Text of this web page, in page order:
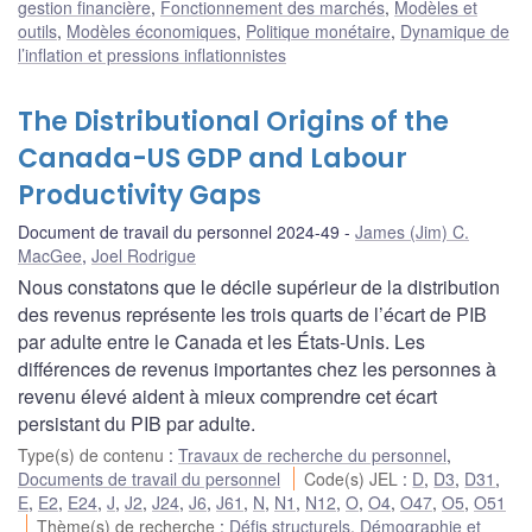
gestion financière, Fonctionnement des marchés, Modèles et
outils, Modèles économiques, Politique monétaire, Dynamique de
l’inflation et pressions inflationnistes
The Distributional Origins of the
Canada-US GDP and Labour
Productivity Gaps
Document de travail du personnel 2024-49
James (Jim) C.
MacGee, Joel Rodrigue
Nous constatons que le décile supérieur de la distribution
des revenus représente les trois quarts de l’écart de PIB
par adulte entre le Canada et les États-Unis. Les
différences de revenus importantes chez les personnes à
revenu élevé aident à mieux comprendre cet écart
persistant du PIB par adulte.
Type(s) de contenu : Travaux de recherche du personnel,
Documents de travail du personnel
Code(s) JEL : D, D3, D31 ,
E, E2, E24, J, J2, J24, J6, J61 , N, N1 , N12, O, O4, O47, O5, O51
Thème(s) de recherche : Défis structurels, Démographie et